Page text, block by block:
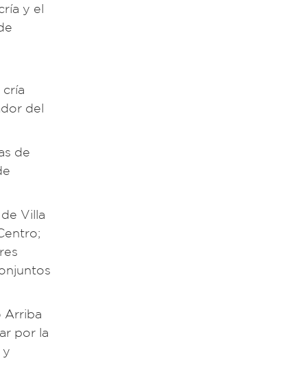
y el
del
de
Villa
Arriba
por la
y